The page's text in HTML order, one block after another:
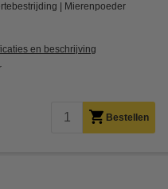
Mierenpoeder
en beschrijving
Bestellen